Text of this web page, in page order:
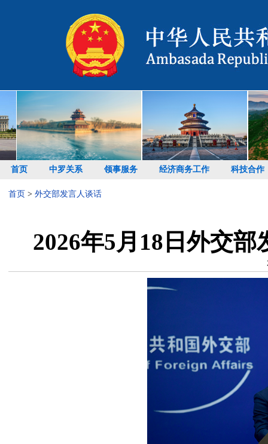
首页 中罗关系 领事服务 经济商务工作 科技合作
首页 > 外交部发言人谈话
2026年5月18日外交